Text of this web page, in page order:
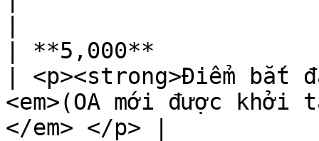
| **5,000**
| <p><strong>Điểm bắt
<em>(OA mới được khởi
</em> </p> |